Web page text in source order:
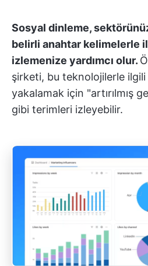
Sosyal dinleme,
belirli anahtar kelimelerle
izlemenize yardımcı olur.
şirketi, bu teknolojilerle
yakalamak için "artırılmış
gibi terimleri izleyebilir.